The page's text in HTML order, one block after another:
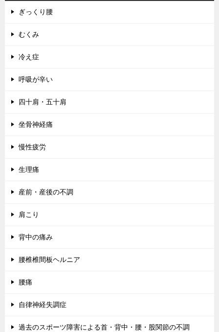
ぎっくり腰
むくみ
冷え症
呼吸が辛い
四十肩・五十肩
坐骨神経痛
慢性疲労
生理痛
産前・産後の不調
肩こり
背中の痛み
腰椎椎間板ヘルニア
腰痛
自律神経失調症
過去のスポーツ障害による首・背中・腰・股関節の不調